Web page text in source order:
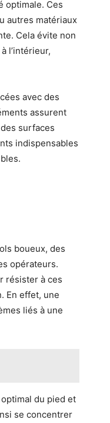
optimale. Ces
autres matériaux
Cela évite non
l’intérieur,
avec des
assurent
surfaces
indispensables
boueux, des
opérateurs.
résister à ces
En effet, une
liés à une
du pied et
se concentrer